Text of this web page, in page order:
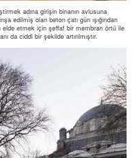
adına girişin binanın avlusuna
edilmiş olan beton çatı gün ışığından
etmek için şeffaf bir membran örtü ile
da ciddi bir şekilde artırılmıştır.